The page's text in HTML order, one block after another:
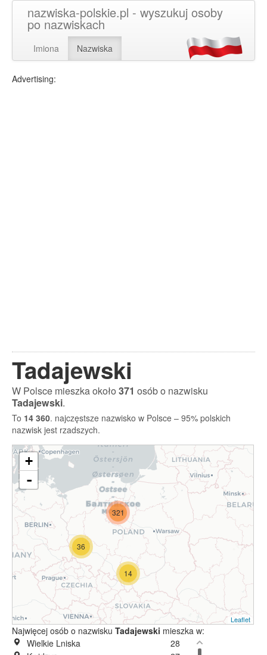
nazwiska-polskie.pl - wyszukuj osoby
po nazwiskach
Imiona Nazwiska
Advertising:
Tadajewski
W Polsce mieszka około371 osób o nazwisku
Tadajewski.
To 14 360. najczęstsze nazwisko w Polsce – 95% polskich
nazwisk jest rzadszych.
14
36
321
+
-
Leaflet
Najwięcej osób o nazwisku Tadajewski mieszka w:
Wielkie Lniska
28